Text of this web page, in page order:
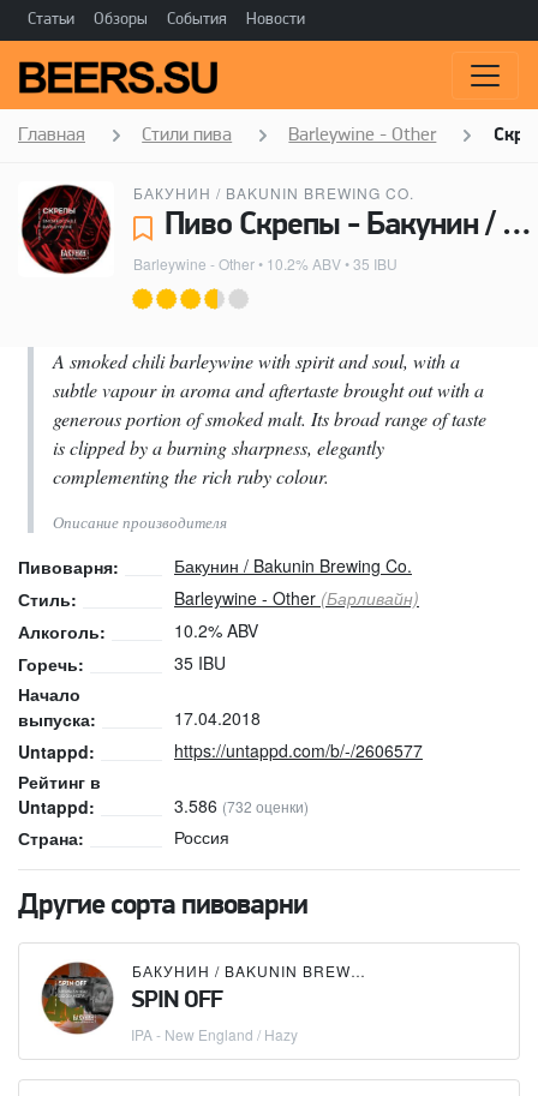
Статьи Обзоры События Новости
Главная Стили пива Barleywine - Other
БАКУНИН / BAKUNIN BREWING CO.
Пиво Скрепы - Бакунин / Bakunin Brewing Co.
Barleywine - Other• 10.2% ABV • 35 IBU
A smoked chili barleywine with spirit and soul, with a
subtle vapour in aroma and aftertaste brought out with a
generous portion of smoked malt. Its broad range of taste
is clipped by a burning sharpness, elegantly
complementing the rich ruby colour.
Описание производителя
Пивоварня:
Бакунин / Bakunin Brewing Co.
Стиль:
Barleywine - Other (Барливайн)
Алкоголь:
10.2% ABV
Горечь:
35 IBU
Начало
выпуска:
17.04.2018
Untappd:
https://untappd.com/b/-/2606577
Рейтинг в
Untappd:
3.586 (732 оценки)
Страна: Россия
Другие сорта пивоварни
БАКУНИН / BAKUNIN BREWING CO.
SPIN OFF
IPA - New England / Hazy